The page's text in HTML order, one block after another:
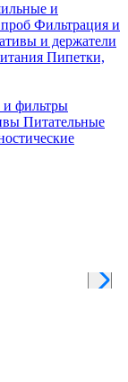
и
Фильтрация и
и держатели
Пипетки,
и фильтры
Питательные